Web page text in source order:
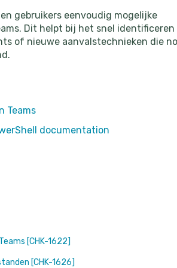
gebruikers eenvoudig mogelijke
Dit helpt bij het snel
of nieuwe aanvalstechnieken die
Teams
documentation
[CHK-1622]
[CHK-1626]